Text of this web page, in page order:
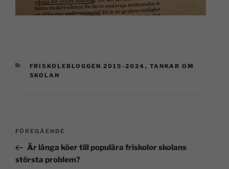
FRISKOLEBLOGGEN 2015-2024 , TANKAR OM
SKOLAN
FÖREGÅENDE
Är långa köer till populära friskolor skolans
största problem?